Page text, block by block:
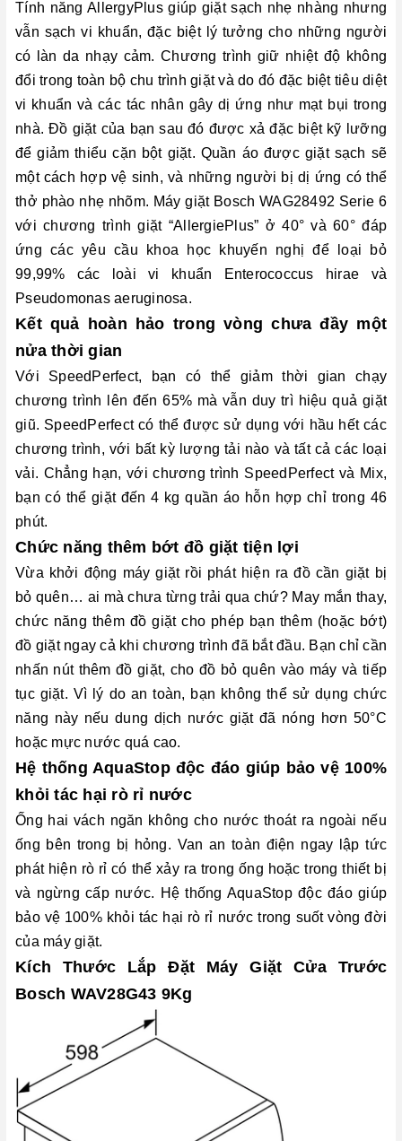
Tính năng AllergyPlus giúp giặt sạch nhẹ nhàng nhưng
vẫn sạch vi khuẩn, đặc biệt lý tưởng cho những người
có làn da nhạy cảm. Chương trình giữ nhiệt độ không
đổi trong toàn bộ chu trình giặt và do đó đặc biệt tiêu diệt
vi khuẩn và các tác nhân gây dị ứng như mạt bụi trong
nhà. Đồ giặt của bạn sau đó được xả đặc biệt kỹ lưỡng
để giảm thiểu cặn bột giặt. Quần áo được giặt sạch sẽ
một cách hợp vệ sinh, và những người bị dị ứng có thể
thở phào nhẹ nhõm. Máy giặt Bosch WAG28492 Serie 6
với chương trình giặt “AllergiePlus” ở 40° và 60° đáp
ứng các yêu cầu khoa học khuyến nghị để loại bỏ
99,99% các loài vi khuẩn Enterococcus hirae và
Pseudomonas aeruginosa.
Kết quả hoàn hảo trong vòng chưa đầy một
nửa thời gian
Với SpeedPerfect, bạn có thể giảm thời gian chạy
chương trình lên đến 65% mà vẫn duy trì hiệu quả giặt
giũ. SpeedPerfect có thể được sử dụng với hầu hết các
chương trình, với bất kỳ lượng tải nào và tất cả các loại
vải. Chẳng hạn, với chương trình SpeedPerfect và Mix,
bạn có thể giặt đến 4 kg quần áo hỗn hợp chỉ trong 46
phút.
Chức năng thêm bớt đồ giặt tiện lợi
Vừa khởi động máy giặt rồi phát hiện ra đồ cần giặt bị
bỏ quên… ai mà chưa từng trải qua chứ? May mắn thay,
chức năng thêm đồ giặt cho phép bạn thêm (hoặc bớt)
đồ giặt ngay cả khi chương trình đã bắt đầu. Bạn chỉ cần
nhấn nút thêm đồ giặt, cho đồ bỏ quên vào máy và tiếp
tục giặt. Vì lý do an toàn, bạn không thể sử dụng chức
năng này nếu dung dịch nước giặt đã nóng hơn 50°C
hoặc mực nước quá cao.
Hệ thống AquaStop độc đáo giúp bảo vệ 100%
khỏi tác hại rò rỉ nước
Ống hai vách ngăn không cho nước thoát ra ngoài nếu
ống bên trong bị hỏng. Van an toàn điện ngay lập tức
phát hiện rò rỉ có thể xảy ra trong ống hoặc trong thiết bị
và ngừng cấp nước. Hệ thống AquaStop độc đáo giúp
bảo vệ 100% khỏi tác hại rò rỉ nước trong suốt vòng đời
của máy giặt.
Kích Thước Lắp Đặt Máy Giặt Cửa Trước
Bosch WAV28G43 9Kg